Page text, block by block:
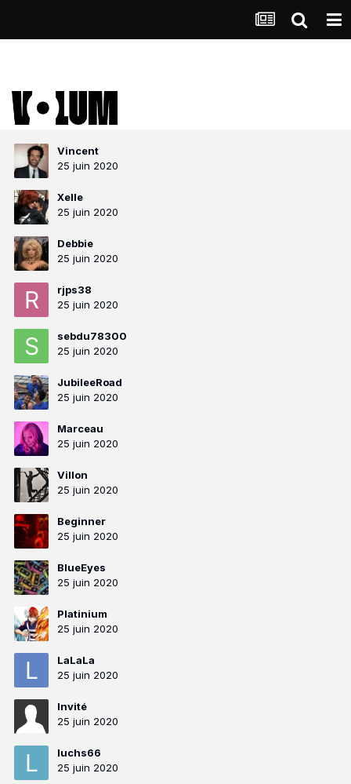
Vincent
25 juin 2020
Xelle
25 juin 2020
Debbie
25 juin 2020
rjps38
25 juin 2020
sebdu78300
25 juin 2020
JubileeRoad
25 juin 2020
Marceau
25 juin 2020
Villon
25 juin 2020
Beginner
25 juin 2020
BlueEyes
25 juin 2020
Platinium
25 juin 2020
LaLaLa
25 juin 2020
Invité
25 juin 2020
luchs66
25 juin 2020